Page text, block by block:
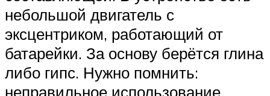
небольшой двигатель с
эксцентриком, работающий от
батарейки. За основу берётся глина
либо гипс. Нужно помнить:
неправильное использование